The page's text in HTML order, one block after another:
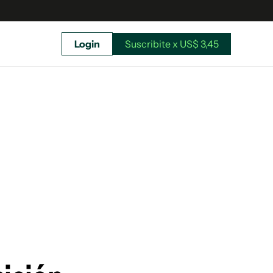
Login Suscribite x US$ 3,45